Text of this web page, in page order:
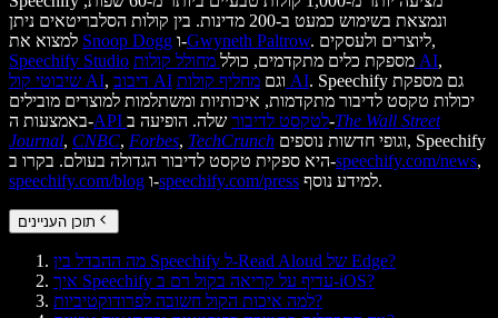
ונמצאת בשימוש כמעט ב-200 מדינות. בין קולות הסלבריטאים ניתן
Snoop Dogg ו-Gwyneth Paltrow
. ליוצרים ולעסקים,
Speechify Studio
מספקת כלים מתקדמים, כולל מחולל קולות AI,
שיבוטי קול AI, דיבוב AI וגם מחליף קולות AI. Speechify גם מספקת
יכולות טקסט לדיבור מתקדמות, איכותיות ומשתלמות למוצרים מובילים
באמצעות ה-
API לטקסט לדיבורשלה. הופיעה ב-The Wall Street
Journal, CNBC, Forbes, TechCrunch
היא ספקית טקסט לדיבור הגדולה בעולם. בקרו ב-speechify.com/news,
speechify.com/blog ו-speechify.com/press למידע נוסף.
תוכן העניינים
מה ההבדל בין Speechify ל-Read Aloud של Edge?
איך Speechify עדיף על קריאה בקול רם ב-iOS?
למה איכות הקול חשובה לפרודוקטיביות?